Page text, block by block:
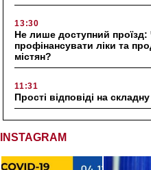
13:30
Не лише доступний
профінансувати ліки та
містян?
11:31
Прості відповіді на
INSTAGRAM